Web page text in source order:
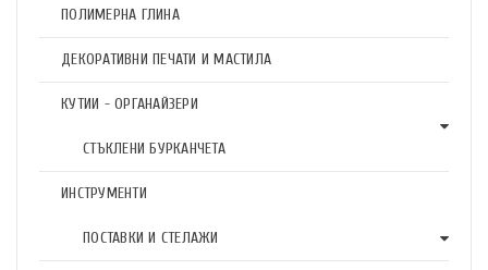
ПОЛИМЕРНА ГЛИНА
ДЕКОРАТИВНИ ПЕЧАТИ И МАСТИЛА
КУТИИ - ОРГАНАЙЗЕРИ
СТЪКЛЕНИ БУРКАНЧЕТА
ИНСТРУМЕНТИ
ПОСТАВКИ И СТЕЛАЖИ